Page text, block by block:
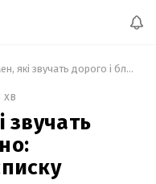
5 жіночих імен, які звучать дорого і благородно: перевірте своє у списку
хв
звучать